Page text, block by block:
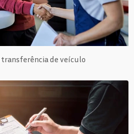
de veículo